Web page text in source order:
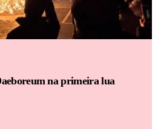
na primeira lua